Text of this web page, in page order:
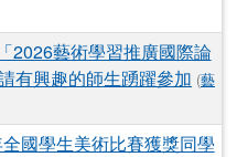
2026藝術學習推廣國際論
有興趣的師生踴躍參加 (藝
國學生美術比賽獲獎同學